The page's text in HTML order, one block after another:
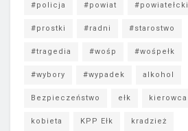
#policja #powiat #powiatełcki
#prostki #radni #starostwo
#tragedia #wośp #wośpełk
#wybory #wypadek alkohol
Bezpieczeństwo ełk kierowca
kobieta KPP Ełk kradzież